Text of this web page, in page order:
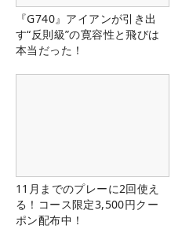
『G740』アイアンが引き出
す“反則級”の寛容性と飛びは
本当だった！
11月までのプレーに2回使え
る！コース限定3,500円クー
ポン配布中！